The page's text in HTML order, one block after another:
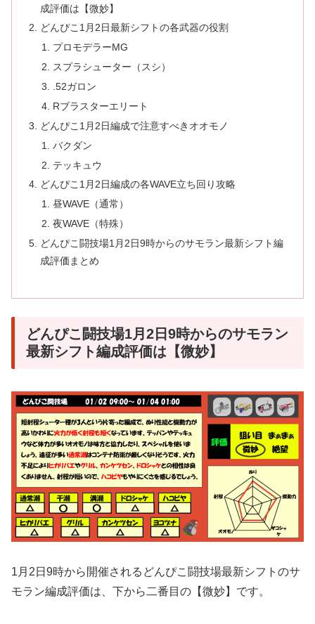
成評価は【微妙】
どんぴこ1月2日最新シフトの各武器の役割
プロモデラーMG
スプラシューター（スシ）
.52ガロン
Rブラスターエリート
どんぴこ1月2日編成で注意すべきオオモノ
バクダン
テッキュウ
どんぴこ1月2日編成の各WAVE立ち回り攻略
昼WAVE（通常）
夜WAVE（特殊）
どんぴこ闘技場1月2日9時からのサモラン最新シフト編
成評価まとめ
どんぴこ闘技場1月2日9時からのサモラン
最新シフト編成評価は【微妙】
1月2日9時から開催されるどんぴこ闘技場最新シフトのサ
モラン編成評価は、下から二番目の【微妙】です。